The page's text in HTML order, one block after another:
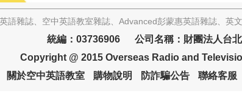
語雜誌、空中英語教室雜誌、Advanced彭蒙惠英語雜誌、英
統編：03736906 公司名稱：財團法人台北
Copyright @ 2015 Overseas Radio and
關於空中英語教室
購物說明 防詐騙公告 聯絡客服